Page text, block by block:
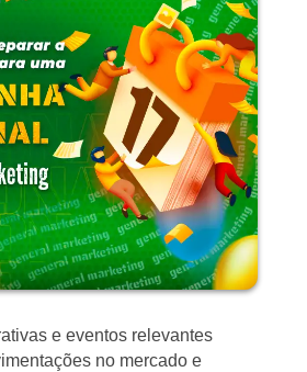
e eventos relevantes
no mercado e